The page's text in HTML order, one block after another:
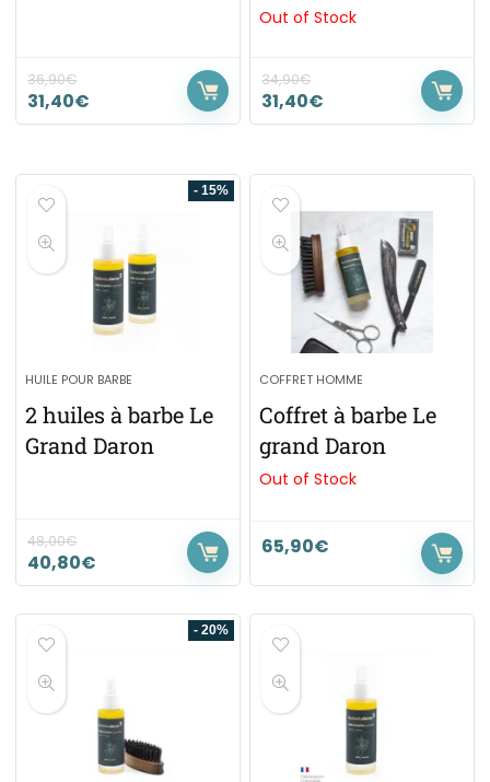
36,90€
31,40€
Out of Stock
34,90€
31,40€
- 15%
HUILE POUR BARBE
2 huiles à barbe Le
Grand Daron
48,00€
40,80€
COFFRET HOMME
Coffret à barbe Le
grand Daron
Out of Stock
65,90€
- 20%